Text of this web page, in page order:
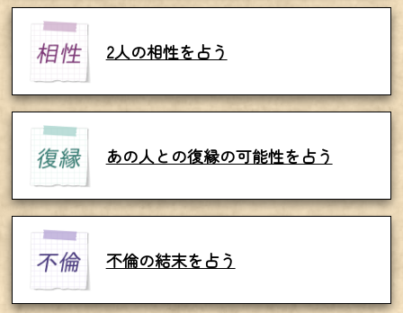
2人の相性を占う
あの人との復縁の可能性を占う
不倫の結末を占う